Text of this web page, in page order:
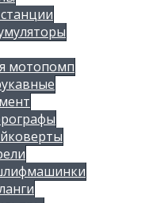
мотопомп